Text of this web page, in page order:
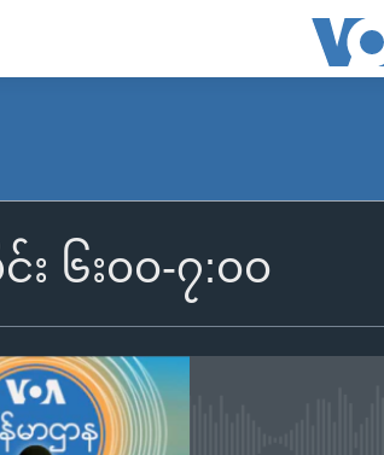
Spotify
း ၆း၀၀-၇:၀၀